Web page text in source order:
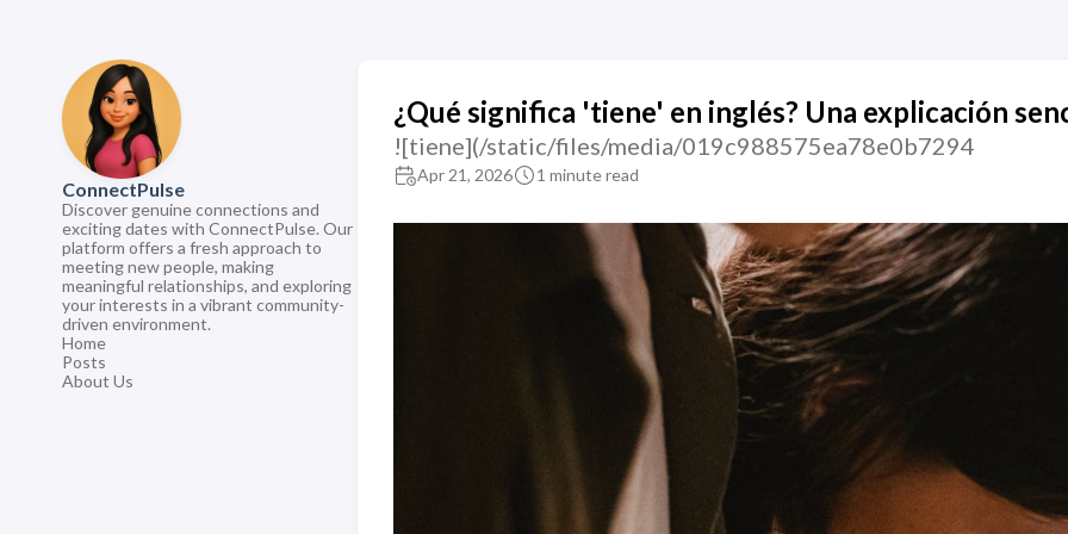
ConnectPulse
Discover genuine connections and
exciting dates with ConnectPulse. Our
platform offers a fresh approach to
meeting new people, making
meaningful relationships, and exploring
your interests in a vibrant community-
driven environment.
Home
Posts
About Us
¿Qué significa 'tiene' en inglés? Una explicación
![tiene](/static/files/media/019c988575ea78e0b7294
Apr 21, 2026 1 minute read